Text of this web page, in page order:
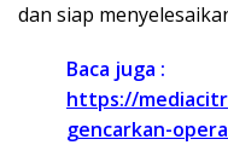
dan siap
Baca juga :
https://
gencarkan-